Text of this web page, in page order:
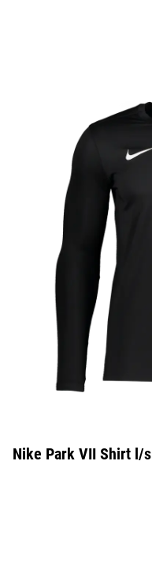
Nike Park VII Shirt l/s